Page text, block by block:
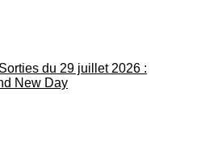
du 29 juillet 2026 :
New Day